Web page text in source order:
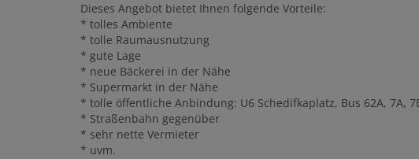
Dieses Angebot bietet Ihnen folgende Vorteile:
* tolles Ambiente
* tolle Raumausnutzung
* gute Lage
* neue Bäckerei in der Nähe
* Supermarkt in der Nähe
* tolle öffentliche Anbindung: U6 Schedifkaplatz, Bus 62A, 7A,
* Straßenbahn gegenüber
* sehr nette Vermieter
* uvm.